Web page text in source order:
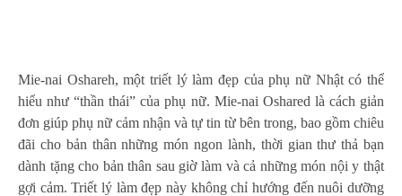
Mie-nai Oshareh, một triết lý làm đẹp của phụ nữ Nhật có thể
hiểu như “thần thái” của phụ nữ. Mie-nai Oshared là cách giản
đơn giúp phụ nữ cảm nhận và tự tin từ bên trong, bao gồm chiêu
đãi cho bản thân những món ngon lành, thời gian thư thả bạn
dành tặng cho bản thân sau giờ làm và cả những món nội y thật
gợi cảm. Triết lý làm đẹp này không chỉ hướng đến nuôi dưỡng